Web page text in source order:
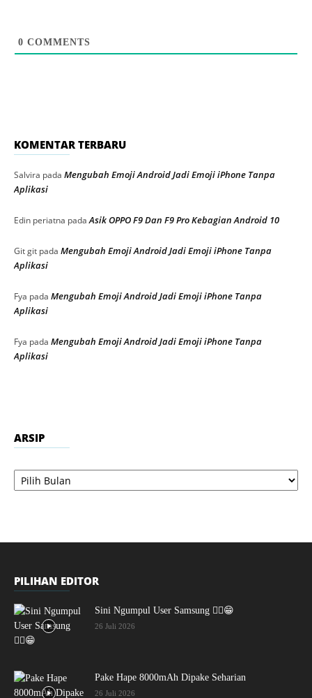
0 COMMENTS
KOMENTAR TERBARU
Salvira pada Mengubah Emoji Android Jadi Emoji iPhone Tanpa
Aplikasi
Edin periatna padaAsik OPPO F9 Dan F9 Pro Kebagian Android 10
Git git pada Mengubah Emoji Android Jadi Emoji iPhone Tanpa
Aplikasi
Fya pada Mengubah Emoji Android Jadi Emoji iPhone Tanpa
Aplikasi
Fya pada Mengubah Emoji Android Jadi Emoji iPhone Tanpa
Aplikasi
ARSIP
Arsip
PILIHAN EDITOR
Sini Ngumpul User Samsung ☝🏻😁
26 Juli 2026
Pake Hape 8000mAh Dipake Seharian
26 Juli 2026